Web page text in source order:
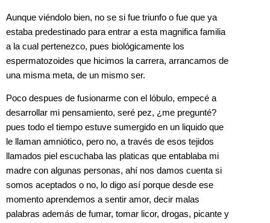
Aunque viéndolo bien, no se si fue triunfo o fue que ya
estaba predestinado para entrar a esta magnifica familia
a la cual pertenezco, pues biológicamente los
espermatozoides que hicimos la carrera, arrancamos de
una misma meta, de un mismo ser.
Poco despues de fusionarme con el lóbulo, empecé a
desarrollar mi pensamiento, seré pez, ¿me pregunté?
pues todo el tiempo estuve sumergido en un liquido que
le llaman amniótico, pero no, a través de esos tejidos
llamados piel escuchaba las platicas que entablaba mi
madre con algunas personas, ahí nos damos cuenta si
somos aceptados o no, lo digo así porque desde ese
momento aprendemos a sentir amor, decir malas
palabras además de fumar, tomar licor, drogas, picante y